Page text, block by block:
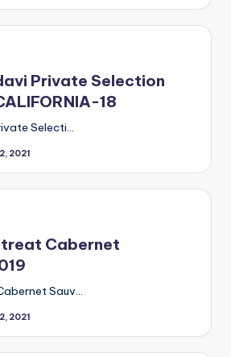
Private Selection
18
Selecti…
2021
Cabernet
Sauv…
2021